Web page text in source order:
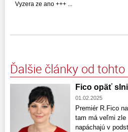
Vyzera ze ano +++ ...
Ďalšie články od
Fico opäť
01.02.2025
Premiér R.Fico
tam má veľmi zle
napáchajú v